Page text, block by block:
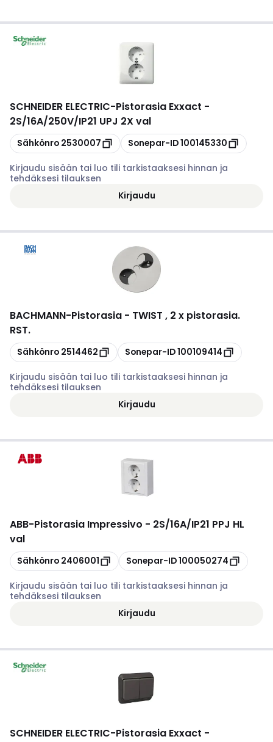
SCHNEIDER ELECTRIC-Pistorasia Exxact -
2S/16A/250V/IP21 UPJ 2X val
Kopioi
Sähkönro 2530007 Kopioi
Sonepar-ID100145330
Kirjaudu sisään tai luo tili tarkistaaksesi hinnan ja
tehdäksesi tilauksen
Kirjaudu
BACHMANN-Pistorasia - TWIST , 2 x pistorasia.
RST.
Kopioi
Sähkönro 2514462 Kopioi
Sonepar-ID100109414
Kirjaudu sisään tai luo tili tarkistaaksesi hinnan ja
tehdäksesi tilauksen
Kirjaudu
ABB-Pistorasia Impressivo - 2S/16A/IP21 PPJ HL
val
Kopioi
Sähkönro 2406001 Kopioi
Sonepar-ID100050274
Kirjaudu sisään tai luo tili tarkistaaksesi hinnan ja
tehdäksesi tilauksen
Kirjaudu
SCHNEIDER ELECTRIC-Pistorasia Exxact -